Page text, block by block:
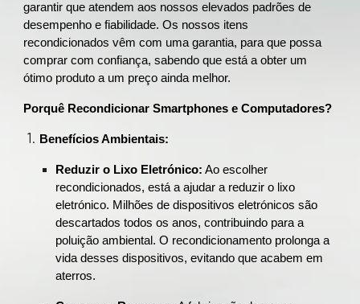
garantir que atendem aos nossos elevados padrões de
desempenho e fiabilidade. Os nossos itens
recondicionados vêm com uma garantia, para que possa
comprar com confiança, sabendo que está a obter um
ótimo produto a um preço ainda melhor.
Porquê Recondicionar Smartphones e Computadores?
Benefícios Ambientais:
Reduzir o Lixo Eletrónico: Ao escolher
recondicionados, está a ajudar a reduzir o lixo
eletrónico. Milhões de dispositivos eletrónicos são
descartados todos os anos, contribuindo para a
poluição ambiental. O recondicionamento prolonga a
vida desses dispositivos, evitando que acabem em
aterros.